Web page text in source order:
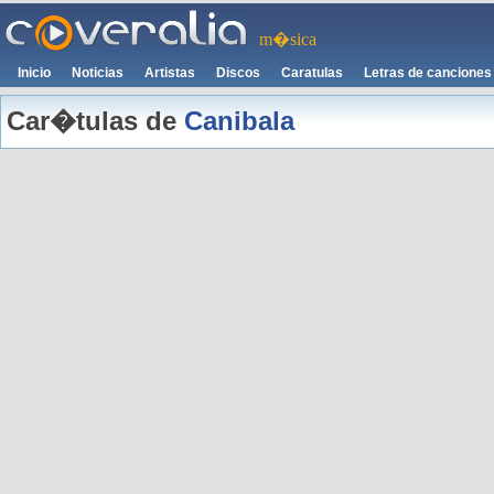
m�sica
Inicio Noticias Artistas Discos Caratulas Letras de canciones
Car�tulas de Canibala